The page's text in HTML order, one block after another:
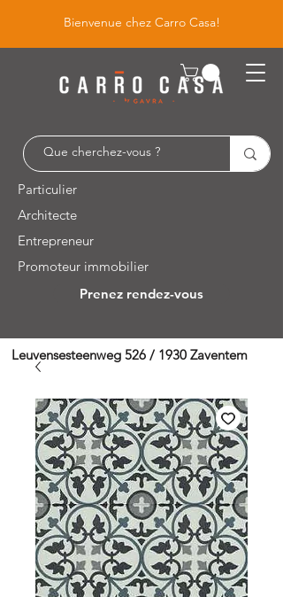
Bienvenue chez Carro Casa!
Particulier
Architecte
Entrepreneur
Promoteur immobilier
Prenez rendez-vous
Leuvensesteenweg 526 / 1930 Zaventem